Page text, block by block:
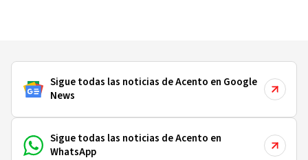
Sigue todas las noticias de Acento en Google
News
Sigue todas las noticias de Acento en
WhatsApp